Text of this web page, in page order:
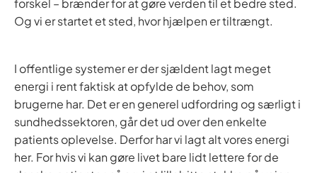
forskel – brænder for at gøre verden til et bedre sted.
Og vi er startet et sted, hvor hjælpen er tiltrængt.
I offentlige systemer er der sjældent lagt meget
energi i rent faktisk at opfylde de behov, som
brugerne har. Det er en generel udfordring og særligt i
sundhedssektoren, går det ud over den enkelte
patients oplevelse. Derfor har vi lagt alt vores energi
her. For hvis vi kan gøre livet bare lidt lettere for de